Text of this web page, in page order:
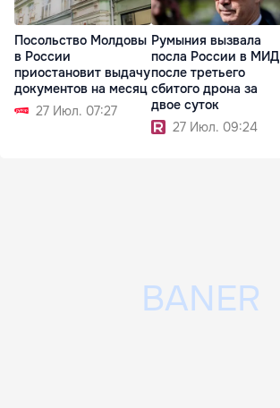
Посольство Молдовы
в России
приостановит выдачу
документов на месяц
27 Июл. 07:27
Румыния вызвала
посла России в МИД
после третьего
сбитого дрона за
двое суток
27 Июл. 09:24